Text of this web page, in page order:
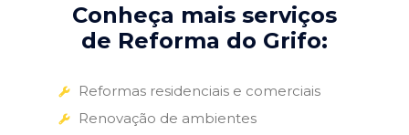
Conheça mais serviços
de Reforma do Grifo:
Reformas residenciais e comerciais
Renovação de ambientes